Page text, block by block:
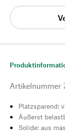
Artikelnummer
Platzsparend:
Äußerst
Solide: aus